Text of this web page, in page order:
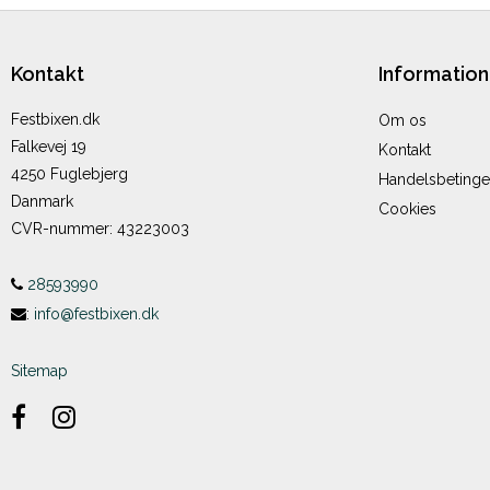
Kontakt
Festbixen.dk
Falkevej 19
4250 Fuglebjerg
Danmark
CVR-nummer: 43223003
28593990
: info@festbixen.dk
Sitemap
Information
Om os
Kontakt
Cookies